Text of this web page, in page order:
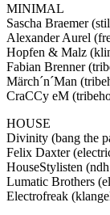
MINIMAL
Sascha Braemer
Alexander Aurel
Hopfen & Malz
Fabian Brenner
Märch´n´Man
CraCCy eM
HOUSE
Divinity (bang the
Felix Daxter
HouseStylisten
Lumatic Brothers
Electrofreak